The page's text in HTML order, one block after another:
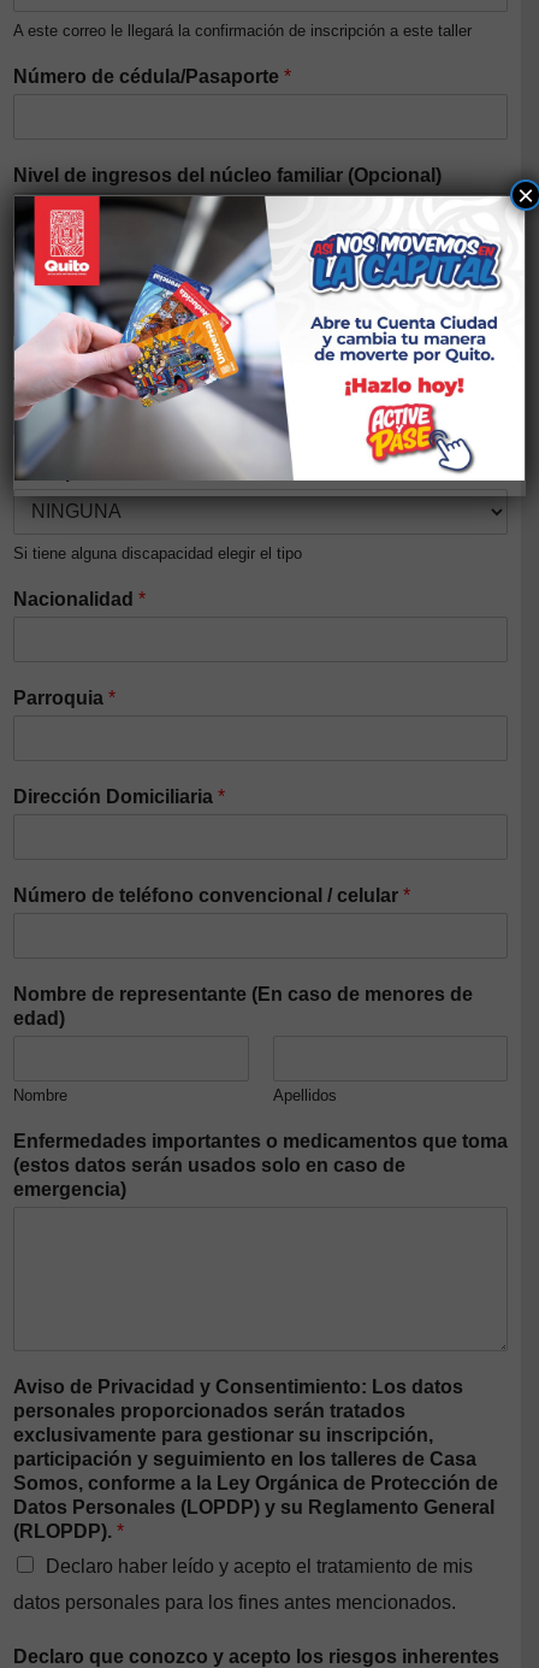
A este correo le llegará la confirmación de inscripción a este taller
Número de cédula/Pasaporte *
Nivel de ingresos del núcleo familiar (Opcional)
Género*
Auto identificación étnica*
Discapacidad
Si tiene alguna discapacidad elegir el tipo
Nacionalidad *
Parroquia *
Dirección Domiciliaria *
Número de teléfono convencional / celular *
Nombre de representante (En caso de menores de
edad)
Nombre Apellidos
Enfermedades importantes o medicamentos que toma
(estos datos serán usados solo en caso de
emergencia)
Aviso de Privacidad y Consentimiento: Los datos
personales proporcionados serán tratados
exclusivamente para gestionar su inscripción,
participación y seguimiento en los talleres de Casa
Somos, conforme a la Ley Orgánica de Protección de
Datos Personales (LOPDP) y su Reglamento General
(RLOPDP). *
Declaro haber leído y acepto el tratamiento de mis
datos personales para los fines antes mencionados.
Declaro que conozco y acepto los riesgos inherentes
×